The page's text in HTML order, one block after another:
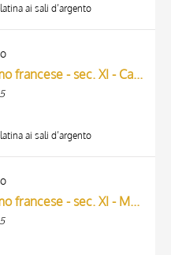
ai sali d’argento
Anonimo francese - sec. XI - Capitello figurato; Motivi decorativi a girali vegetali
ai sali d’argento
Anonimo francese - sec. XI - Motivi decorativi a girali vegetali